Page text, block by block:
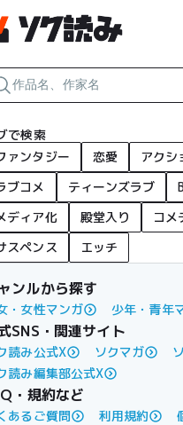
で検索
ァンタジー
恋愛 アクシ
ブコメ
ティーンズラブ
ディア化
殿堂入り コメ
スペンス
エッチ
ンルから探す
・女性マンガ 少年・青年
SNS・関連サイト
読み公式X ソクマガ
読み編集部公式X
・規約など
あるご質問 利用規約